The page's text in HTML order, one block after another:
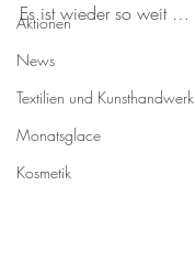
Aktionen
News
Textilien und Kunsthandwerk
Monatsglace
Kosmetik
Es ist wieder so weit …